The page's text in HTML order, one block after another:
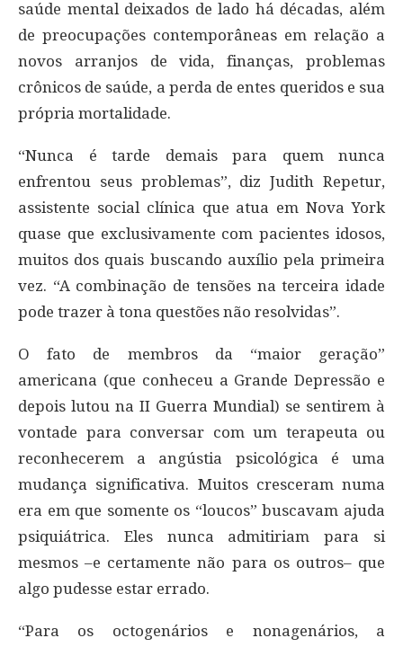
saúde mental deixados de lado há décadas, além
de preocupações contemporâneas em relação a
novos arranjos de vida, finanças, problemas
crônicos de saúde, a perda de entes queridos e sua
própria mortalidade.
“Nunca é tarde demais para quem nunca
enfrentou seus problemas”, diz Judith Repetur,
assistente social clínica que atua em Nova York
quase que exclusivamente com pacientes idosos,
muitos dos quais buscando auxílio pela primeira
vez. “A combinação de tensões na terceira idade
pode trazer à tona questões não resolvidas”.
O fato de membros da “maior geração”
americana (que conheceu a Grande Depressão e
depois lutou na II Guerra Mundial) se sentirem à
vontade para conversar com um terapeuta ou
reconhecerem a angústia psicológica é uma
mudança significativa. Muitos cresceram numa
era em que somente os “loucos” buscavam ajuda
psiquiátrica. Eles nunca admitiriam para si
mesmos –e certamente não para os outros– que
algo pudesse estar errado.
“Para os octogenários e nonagenários, a